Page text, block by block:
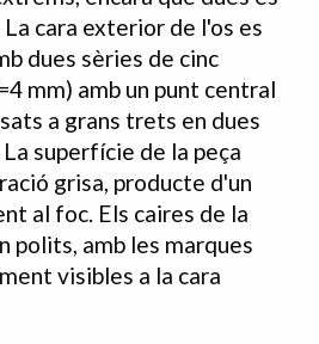
cara exterior de l'os es
dues sèries de cinc
mm) amb un punt central
a grans trets en dues
superfície de la peça
grisa, producte d'un
al foc. Els caires de la
polits, amb les marques
visibles a la cara